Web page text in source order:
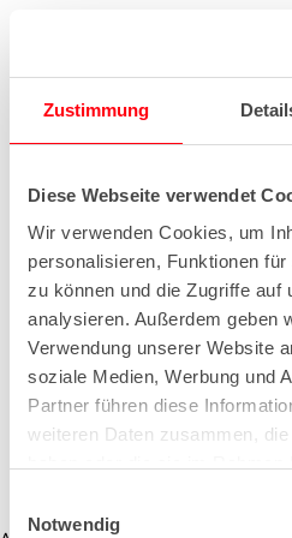
Zustimmung
Diese Webseite verwendet
Wir verwenden Cookies, um
personalisieren, Funktionen
zu können und die Zugriffe auf
analysieren. Außerdem geben
Verwendung unserer Website
soziale Medien, Werbung und
Partner führen diese
weiteren Daten zusammen,
Notwendig